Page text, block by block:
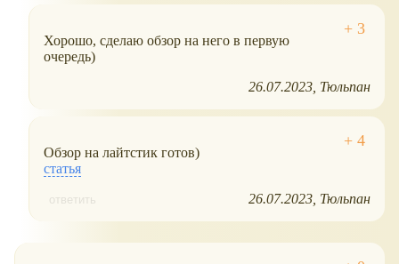
Хорошо, сделаю обзор на него в первую
очередь)
26.07.2023 Тюльпан
Обзор на лайтстик готов)
статья
ответить 26.07.2023 Тюльпан